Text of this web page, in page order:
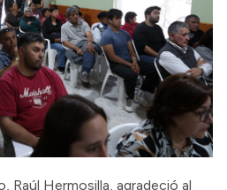
Raúl Hermosilla, agradeció al